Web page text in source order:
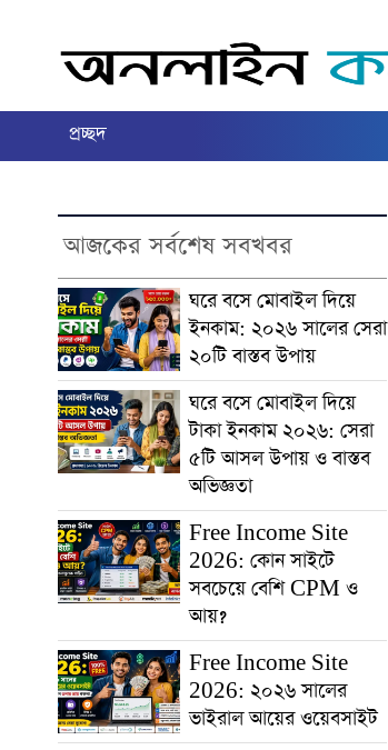
প্রচ্ছদ
আজকের সর্বশেষ সবখবর
ঘরে বসে মোবাইল দিয়ে
ইনকাম: ২০২৬ সালের সেরা
২০টি বাস্তব উপায়
ঘরে বসে মোবাইল দিয়ে
টাকা ইনকাম ২০২৬: সেরা
৫টি আসল উপায় ও বাস্তব
অভিজ্ঞতা
Free Income Site
2026: কোন সাইটে
সবচেয়ে বেশি CPM ও
আয়?
Free Income Site
2026: ২০২৬ সালের
ভাইরাল আয়ের ওয়েবসাইট